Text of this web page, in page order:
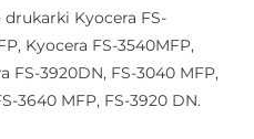
Kyocera FS-
Kyocera FS-3540MFP,
FS-3920DN, FS-3040 MFP,
3640 MFP, FS-3920 DN.